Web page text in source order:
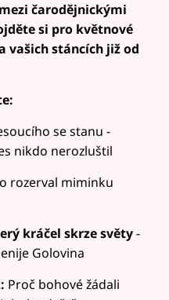
čarodějnickými
si pro květnové
vašich stáncích již od
se stanu -
nikdo nerozluštil
rozerval miminku
kráčel skrze světy-
Golovina
Proč bohové žádali